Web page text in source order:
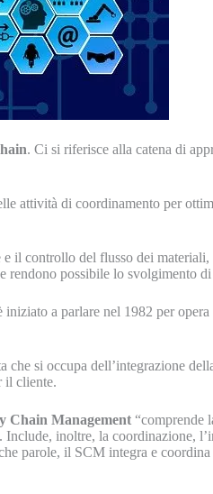
. Ci si riferisce alla catena di
attività di coordinamento per
il controllo del flusso dei
rendono possibile lo svolgimento
iniziato a parlare nel 1982 per
che si occupa dell’integrazione
il cliente.
Chain Management “comprende
inoltre, la coordinazione,
parole, il SCM integra e